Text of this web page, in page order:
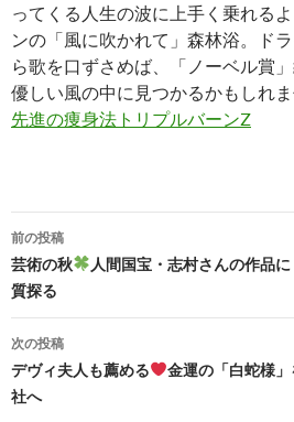
ってくる人生の波に上手く乗れる
ンの「風に吹かれて」森林浴。ド
ら歌を口ずさめば、「ノーベル賞
優しい風の中に見つかるかもしれま
先進の痩身法トリプルバーンZ
投
稿
ナ
ビ
ゲ
前の投稿
芸術の秋
人間国宝・志村さんの作品
質探る
次の投稿
デヴィ夫人も薦める
金運の「白蛇様
社へ